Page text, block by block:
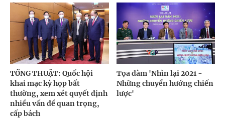
TỔNG THUẬT: Quốc hội
khai mạc kỳ họp bất
thường, xem xét quyết định
nhiều vấn đề quan trọng,
cấp bách
Tọa đàm 'Nhìn lại 2021 -
Những chuyển hướng chiến
lược'